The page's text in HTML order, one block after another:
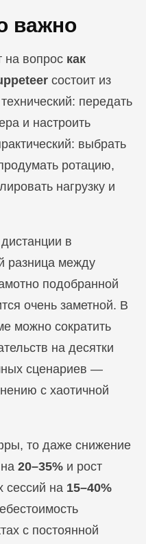
важно
на вопрос как
состоит из
передать
и настроить
выбрать
ротацию,
нагрузку и
в
разница между
подобранной
очень заметной. В
можно сократить
на десятки
сценариев —
с хаотичной
то даже снижение
20–35% и рост
сессий на 15–40%
с постоянной